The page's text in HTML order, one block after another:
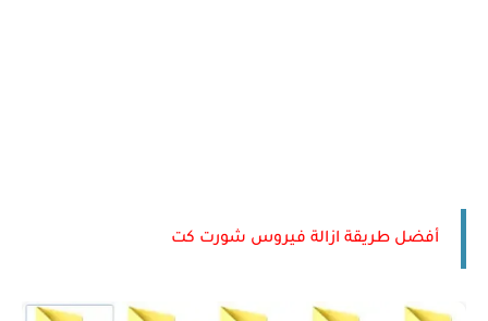
أفضل طريقة ازالة فيروس شورت كت